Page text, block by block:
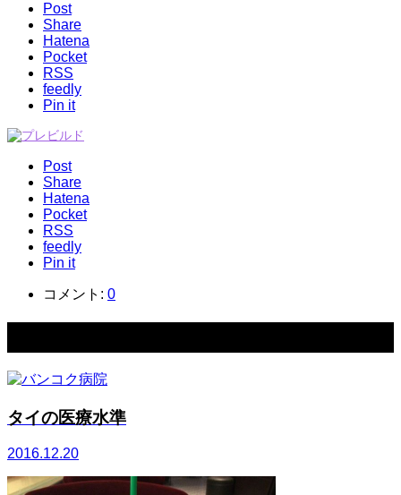
Post
Share
Hatena
Pocket
RSS
feedly
Pin it
Post
Share
Hatena
Pocket
RSS
feedly
Pin it
コメント: 0
タイの医療水準
2016.12.20